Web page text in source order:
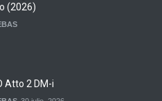
(2026)
Atto 2 DM-i